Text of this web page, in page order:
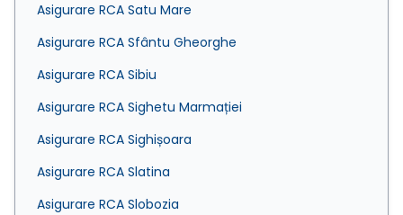
Asigurare RCA Satu Mare
Asigurare RCA Sfântu Gheorghe
Asigurare RCA Sibiu
Asigurare RCA Sighetu Marmației
Asigurare RCA Sighișoara
Asigurare RCA Slatina
Asigurare RCA Slobozia